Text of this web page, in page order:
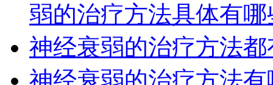
弱的治疗方法具体有哪
神经衰弱的治疗方法
神经衰弱的治疗方法有